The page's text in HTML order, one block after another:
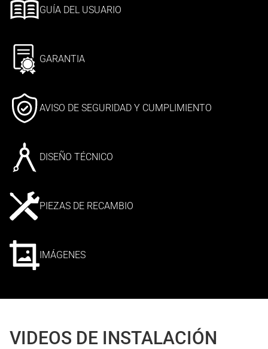
GUÍA DEL USUARIO
GARANTIA
AVISO DE SEGURIDAD Y CUMPLIMIENTO
DISEÑO TÉCNICO
PIEZAS DE RECAMBIO
IMÁGENES
VIDEOS DE INSTALACIÓN